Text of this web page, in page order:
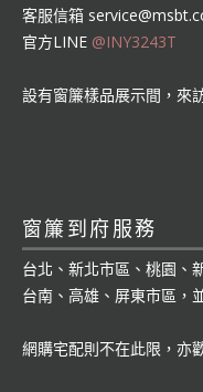
客服信箱
官方LINE @INY3243T
設有窗簾樣品展示間，來
窗簾到府服務
台北、新北市區、桃園、
台南、高雄、屏東市區，
網購宅配則不在此限，亦